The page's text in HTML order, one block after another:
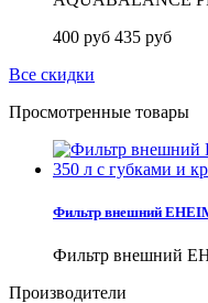
400 руб 435 руб
Все скидки
Просмотренные товары
Фильтр внешний
Фильтр внешний
Производители